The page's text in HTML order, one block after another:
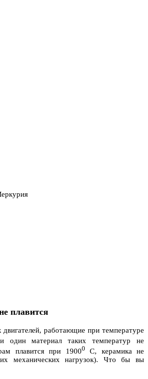
плавится
двигателей, работающие при температуре
один материал таких температур не
плавится при 19000
С, керамика не
механических нагрузок). Что бы вы